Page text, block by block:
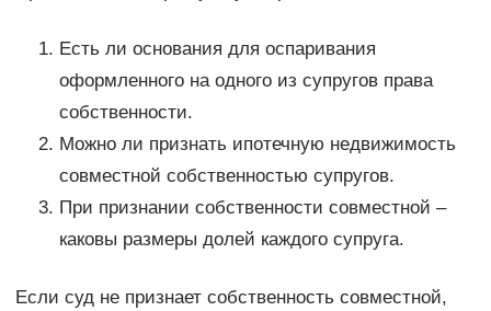
Есть ли основания для оспаривания
оформленного на одного из супругов права
собственности.
Можно ли признать ипотечную недвижимость
совместной собственностью супругов.
При признании собственности совместной –
каковы размеры долей каждого супруга.
Если суд не признает собственность совместной,